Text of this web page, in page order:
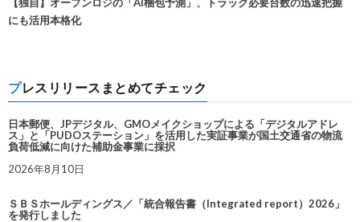
【独自】オープンロジの「AI梱包予測」、トラック必要台数の迅速把握
にも活用本格化
プレスリリースまとめてチェック
日本郵便、JPデジタル、GMOメイクショップによる「デジタルアドレ
ス」と「PUDOステーション」を活用した実証事業が国土交通省の物流
負荷低減に向けた補助金事業に採択
2026年8月10日
ＳＢＳホールディングス／「統合報告書（Integrated report）2026」
を発行しました